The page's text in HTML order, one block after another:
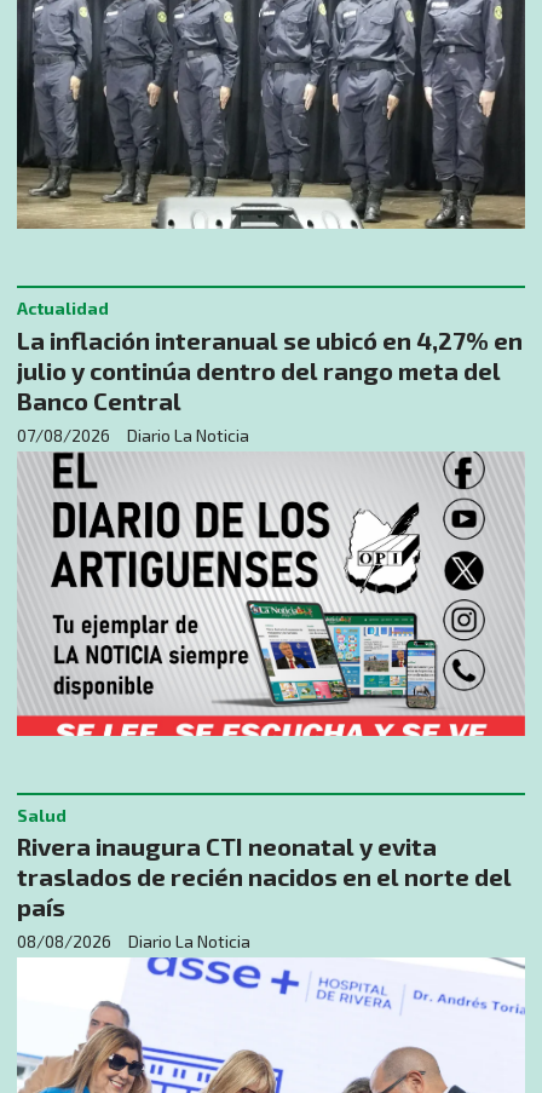
La inflación interanual se ubicó en 4,27% en
julio y continúa dentro del rango meta del
Banco Central
Diario La Noticia
Actualidad
07/08/2026
Rivera inaugura CTI neonatal y evita
traslados de recién nacidos en el norte del
país
Diario La Noticia
Salud
08/08/2026